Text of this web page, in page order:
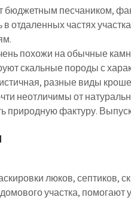
бюджетным песчаником,
отдаленных частях
похожи на обычные
скальные породы с
разные виды
неотличимы от
природную фактуру.
люков, септиков,
участка,